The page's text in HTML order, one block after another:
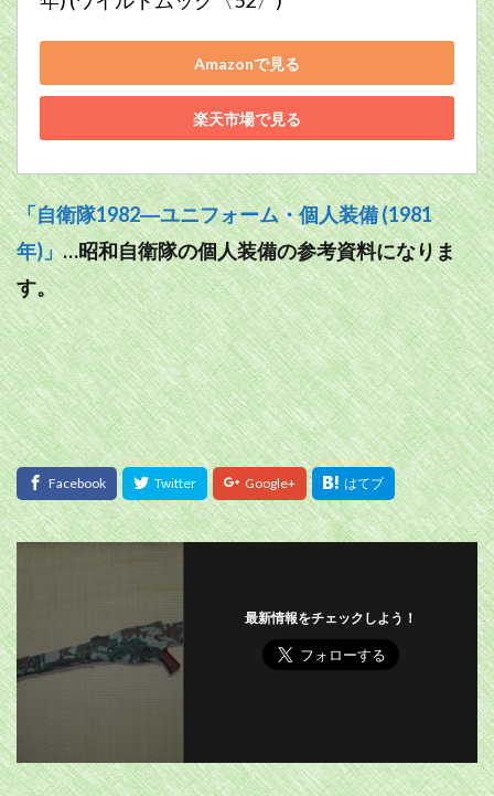
Amazonで見る
楽天市場で見る
「自衛隊1982―ユニフォーム・個人装備 (1981
年)」…昭和自衛隊の個人装備の参考資料になりま
す。
最新情報をチェックしよう！